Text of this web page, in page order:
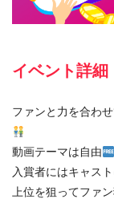
イベント詳細
ファンと力を合わ
動画テーマは自由
入賞者にはキャス
上位を狙ってファ